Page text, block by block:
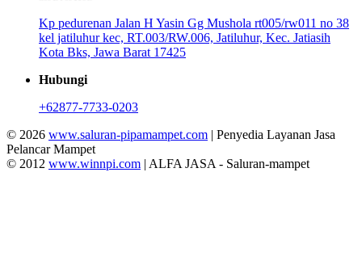
Kp pedurenan Jalan H Yasin Gg Mushola rt005/rw011 no 38
kel jatiluhur kec, RT.003/RW.006, Jatiluhur, Kec. Jatiasih
Kota Bks, Jawa Barat 17425
Hubungi
+62877-7733-0203
© 2026 www.saluran-pipamampet.com | Penyedia Layanan Jasa
Pelancar Mampet
© 2012 www.winnpi.com | ALFA JASA - Saluran-mampet